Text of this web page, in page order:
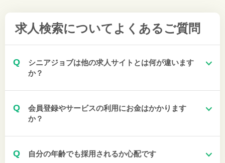
求人検索について よくあるご質問
Q
シニアジョブは他の求人サイトとは何が違います
か？
Q
会員登録やサービスの利用にお金はかかります
か？
Q 自分の年齢でも採用されるか心配です